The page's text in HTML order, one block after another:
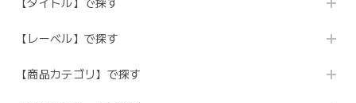
【タイトル】で探す
【レーベル】で探す
【商品カテゴリ】で探す